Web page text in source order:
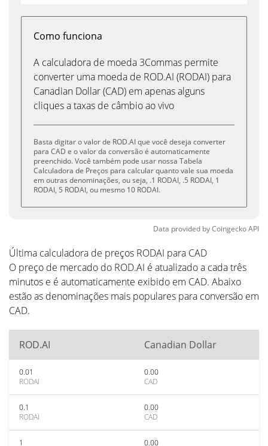
Como funciona
A calculadora de moeda 3Commas permite
converter uma moeda de ROD.AI (RODAI) para
Canadian Dollar (CAD) em apenas alguns
cliques a taxas de câmbio ao vivo
Basta digitar o valor de ROD.AI que você deseja converter
para CAD e o valor da conversão é automaticamente
preenchido. Você também pode usar nossa Tabela
Calculadora de Preços para calcular quanto vale sua moeda
em outras denominações, ou seja, .1 RODAI, .5 RODAI, 1
RODAI, 5 RODAI, ou mesmo 10 RODAI.
Data provided byCoingeckoAPI
Última calculadora de preços RODAI para CAD
O preço de mercado do ROD.AI é atualizado a cada três
minutos e é automaticamente exibido em CAD. Abaixo
estão as denominações mais populares para conversão em
CAD.
ROD.AI Canadian Dollar
0.01
RODAI
0.00
CAD
0.1
RODAI
0.00
CAD
1
0.00